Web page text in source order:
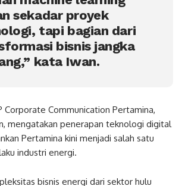
sekadar proyek
tapi bagian dari
bisnis jangka
kata Iwan.
Corporate Communication Pertamina,
mengatakan penerapan teknologi digital
Pertamina kini menjadi salah satu
industri energi.
bisnis energi dari sektor hulu